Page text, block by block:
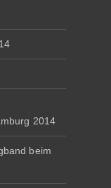
2014
beim